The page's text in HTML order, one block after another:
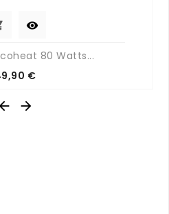

80 Watts...
Prix€
 